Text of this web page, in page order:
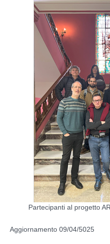
Partecipanti al progetto
Aggiornamento 09/04/5025